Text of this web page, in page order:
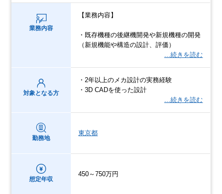
業務内容
【業務内容】
・既存機種の後継機開発や新規機種の開発
（新規機能や構造の設計、評価）
…続きを読む
対象となる方
・2年以上のメカ設計の実務経験
・3D CADを使った設計
…続きを読む
勤務地
東京都
想定年収
450～750万円